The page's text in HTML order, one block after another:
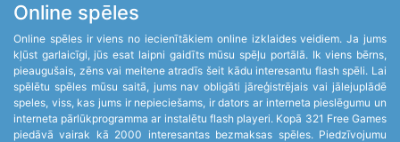
Online spēles
Online spēles ir viens no iecienītākiem online izklaides veidiem. Ja jums
kļūst garlaicīgi, jūs esat laipni gaidīts mūsu spēļu portālā. Ik viens bērns,
pieaugušais, zēns vai meitene atradīs šeit kādu interesantu flash spēli. Lai
spēlētu spēles mūsu saitā, jums nav obligāti jāreģistrējais vai jālejuplādē
speles, viss, kas jums ir nepieciešams, ir dators ar interneta pieslēgumu un
interneta pārlūkprogramma ar instalētu flash playeri. Kopā 321 Free Games
piedāvā vairak kā 2000 interesantas bezmaksas spēles. Piedzīvojumu